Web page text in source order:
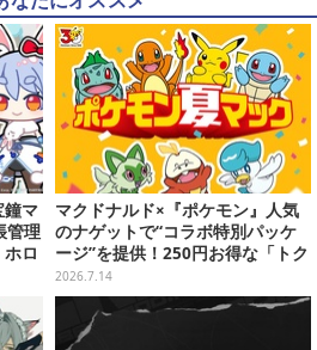
鐘マ
管理
ロ
ト
マクドナルド×『ポケモン』人気
のナゲットで“コラボ特別パッケ
ージ”を提供！250円お得な「トク
ニナルド」キャンペーンも
2026.7.14